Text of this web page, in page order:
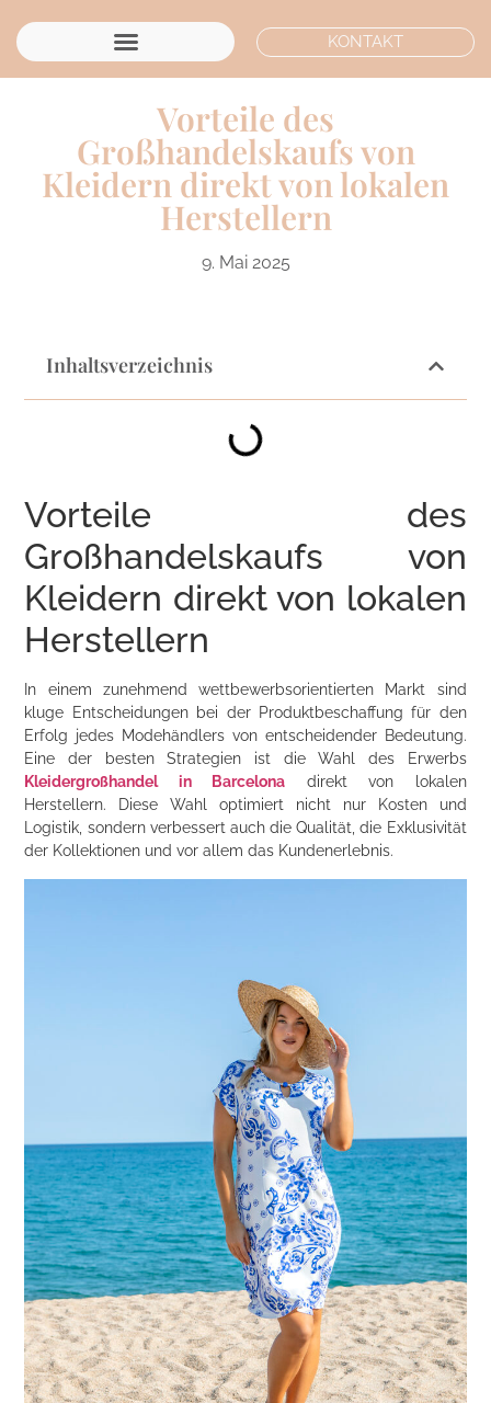
KONTAKT
Vorteile des
Großhandelskaufs von
Kleidern direkt von lokalen
Herstellern
9. Mai 2025
Inhaltsverzeichnis
Vorteile des
Großhandelskaufs von
Kleidern direkt von lokalen
Herstellern
In einem zunehmend wettbewerbsorientierten Markt sind
kluge Entscheidungen bei der Produktbeschaffung für den
Erfolg jedes Modehändlers von entscheidender Bedeutung.
Eine der besten Strategien ist die Wahl des Erwerbs
Kleidergroßhandel in Barcelona direkt von lokalen
Herstellern. Diese Wahl optimiert nicht nur Kosten und
Logistik, sondern verbessert auch die Qualität, die Exklusivität
der Kollektionen und vor allem das Kundenerlebnis.